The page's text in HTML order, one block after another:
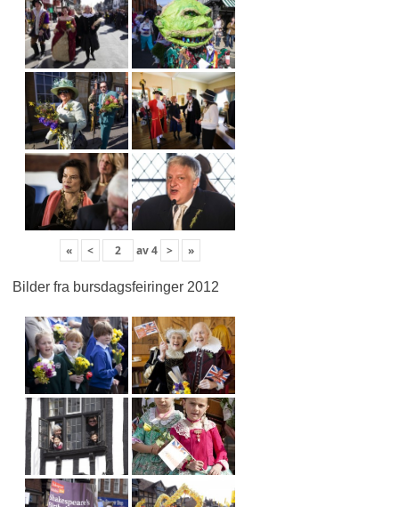
« < av4 > »
Bilder fra bursdagsfeiringer 2012